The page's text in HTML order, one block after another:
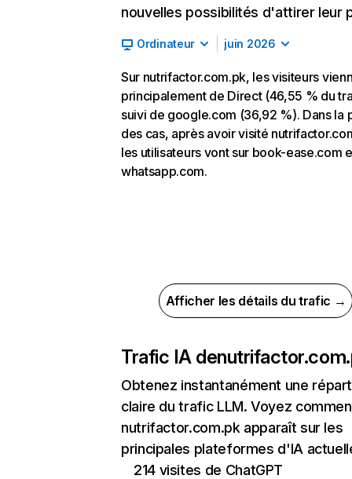
nouvelles possibilités d'attirer leur
Ordinateur juin 2026
Sur nutrifactor.com.pk, les visiteurs
principalement de Direct (46,55 % du
suivi de google.com (36,92 %). Dans la
des cas, après avoir visité
les utilisateurs vont sur book-ease.com
whatsapp.com.
Afficher les détails du trafic →
Trafic IA de
Obtenez instantanément une
claire du trafic LLM. Voyez
nutrifactor.com.pk apparaît sur les
principales plateformes d'IA
214 visites de ChatGPT